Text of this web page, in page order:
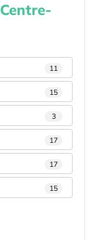
Centre-
11
15
3
17
17
15